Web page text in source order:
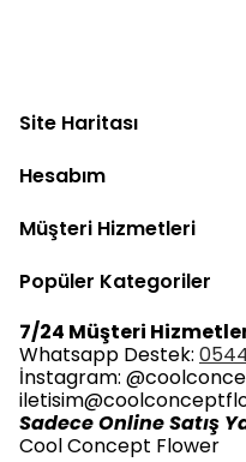
Site Haritası
Hesabım
Müşteri Hizmetleri
Popüler Kategoriler
7/24 Müşteri
Whatsapp Destek:
İnstagram:
Sadece Online Satış
Cool Concept Flower